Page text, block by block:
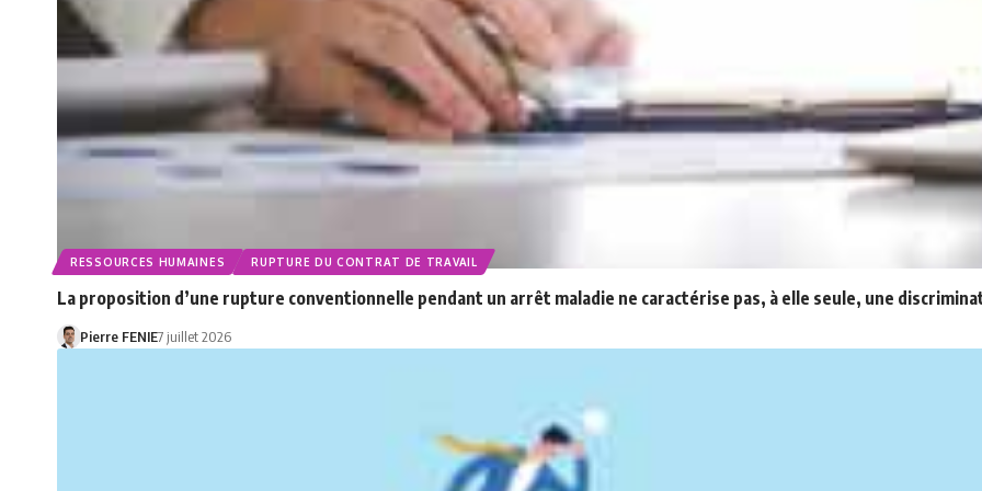
RESSOURCES HUMAINES RUPTURE DU CONTRAT DE TRAVAIL
La proposition d’une rupture conventionnelle pendant un arrêt maladie ne caractérise pas, à elle seule, une
Pierre FENIE7 juillet 2026